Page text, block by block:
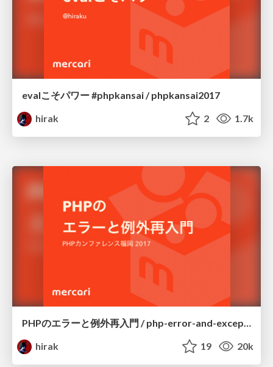
evalこそパワー #phpkansai / phpkansai2017
hirak
2 1.7k
PHPのエラーと例外再入門 / php-error-and-exception
hirak
19 20k